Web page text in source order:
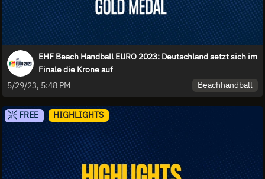
EHF Beach Handball EURO 2023: Deutschland setzt sich im
Finale die Krone auf
5/29/23, 5:48 PM
Beachhandball
FREE HIGHLIGHTS